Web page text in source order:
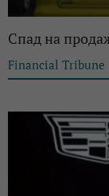
Спад на
Financial Tribune